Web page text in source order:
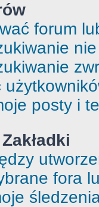
forum
posty i
fora